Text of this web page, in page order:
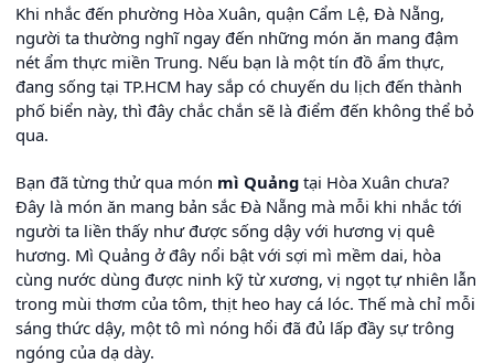
Khi nhắc đến phường Hòa Xuân, quận Cẩm Lệ, Đà Nẵng,
người ta thường nghĩ ngay đến những món ăn mang đậm
nét ẩm thực miền Trung. Nếu bạn là một tín đồ ẩm thực,
đang sống tại TP.HCM hay sắp có chuyến du lịch đến thành
phố biển này, thì đây chắc chắn sẽ là điểm đến không thể bỏ
qua.
Bạn đã từng thử qua món mì Quảng tại Hòa Xuân chưa?
Đây là món ăn mang bản sắc Đà Nẵng mà mỗi khi nhắc tới
người ta liền thấy như được sống dậy với hương vị quê
hương. Mì Quảng ở đây nổi bật với sợi mì mềm dai, hòa
cùng nước dùng được ninh kỹ từ xương, vị ngọt tự nhiên lẫn
trong mùi thơm của tôm, thịt heo hay cá lóc. Thế mà chỉ mỗi
sáng thức dậy, một tô mì nóng hổi đã đủ lấp đầy sự trông
ngóng của dạ dày.